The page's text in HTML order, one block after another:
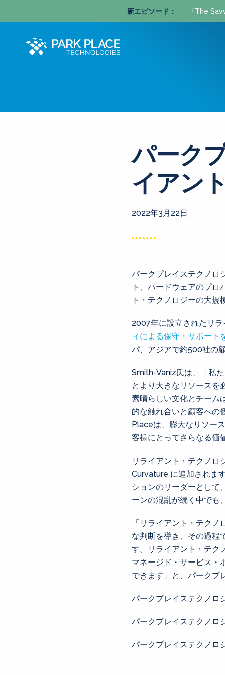
新エピソード： 『The
パーク
イアン
2022年3月22日
パークプレイステクノロ
ト、ハードウェアのプ
ト・テクノロジーの大規
2007年に設立されたリラ
ィによる保守・サポート
パ、アジアで約500社の
Smith-Vaniz氏は、「私
とより大きなリソースを
素晴らしい文化とチーム
的な触れ合いと顧客への
Placeは、膨大なリソー
客様にとってさらなる価
リライアント・テクノロ
Curvature に追加されま
ションのリーダーとして
ーンの混乱が続く中でも
「リライアント・テク
な判断を導き、その過程
す。リライアント・テク
マネージド・サービス・
できます」と、パークプ
パークプレイステクノロ
パークプレイステクノロ
パークプレイステクノロ